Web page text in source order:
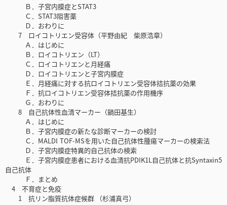
Ｂ．子宮内膜症とSTAT3
Ｃ．STAT3阻害薬
Ｄ．おわりに
7 ロイコトリエン受容体（平野由紀 柴原浩章）
Ａ．はじめに
Ｂ．ロイコトリエン（LT）
Ｃ．ロイコトリエンと月経痛
Ｄ．ロイコトリエンと子宮内膜症
Ｅ．月経痛に対する抗ロイコトリエン受容体拮抗薬の効果
Ｆ．抗ロイコトリエン受容体拮抗薬の作用機序
Ｇ．おわりに
8 自己抗体性血清マーカー（鍋田基生）
Ａ．はじめに
Ｂ．子宮内膜症の新たな診断マーカーの検討
Ｃ．MALDI TOF-MSを用いた自己抗体性腫瘍マーカーの検索法
Ｄ．子宮内膜症特異的自己抗体の検索
Ｅ．子宮内膜症患者における血清抗PDIK1L自己抗体と抗Syntaxin5
自己抗体
Ｆ．まとめ
4 不育症と免疫
1 抗リン脂質抗体症候群 （杉浦真弓）